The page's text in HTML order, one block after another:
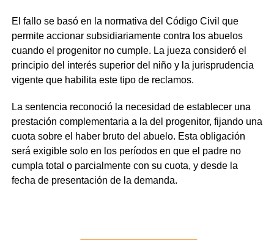
El fallo se basó en la normativa del Código Civil que
permite accionar subsidiariamente contra los abuelos
cuando el progenitor no cumple. La jueza consideró el
principio del interés superior del niño y la jurisprudencia
vigente que habilita este tipo de reclamos.
La sentencia reconoció la necesidad de establecer una
prestación complementaria a la del progenitor, fijando una
cuota sobre el haber bruto del abuelo. Esta obligación
será exigible solo en los períodos en que el padre no
cumpla total o parcialmente con su cuota, y desde la
fecha de presentación de la demanda.